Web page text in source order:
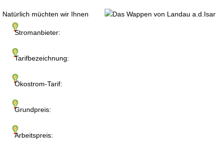
Stromanbieter:
Tarifbezeichnung:
Ökostrom-Tarif:
Grundpreis:
Arbeitspreis:
Natürlich müchten wir Ihnen